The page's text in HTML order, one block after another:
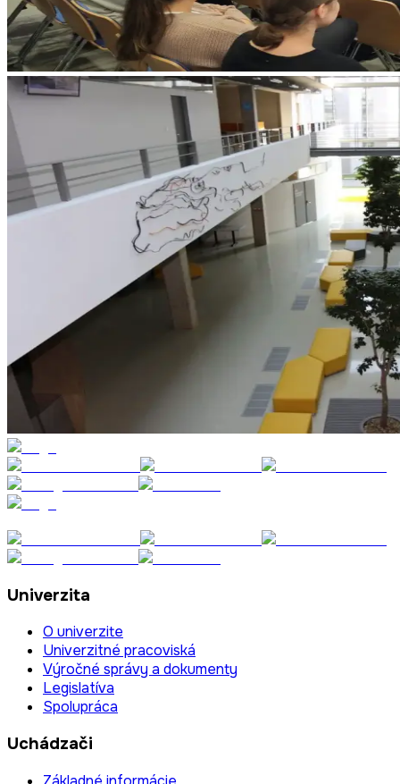
Univerzita
O univerzite
Univerzitné pracoviská
Výročné správy a dokumenty
Legislatíva
Spolupráca
Uchádzači